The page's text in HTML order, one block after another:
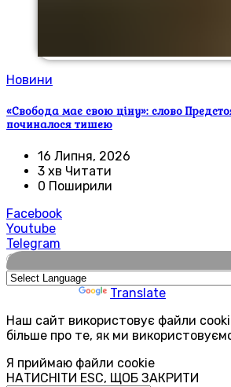
Новини
«Свобода має свою ціну»: слово
починалося тишею
16 Липня, 2026
3 хв Читати
0 Поширили
Facebook
Youtube
Telegram
🌍
Translate
Наш сайт використовує файли
більше про те, як ми
Я приймаю файли cookie
НАТИСНІТИ ESC, ЩОБ ЗАКРИТИ